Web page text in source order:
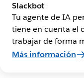
Slackbot
Tu agente de IA
tiene en cuenta el
trabajar de forma
Más información